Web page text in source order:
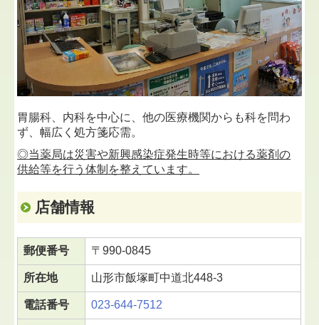
胃腸科、内科を中心に、他の医療機関からも科を問わ
ず、幅広く処方箋応需。
◎当薬局は災害や新興感染症発生時等における薬剤の
供給等を行う体制を整えています。
店舗情報
郵便番号 〒990-0845
所在地 山形市飯塚町中道北448-3
電話番号 023-644-7512